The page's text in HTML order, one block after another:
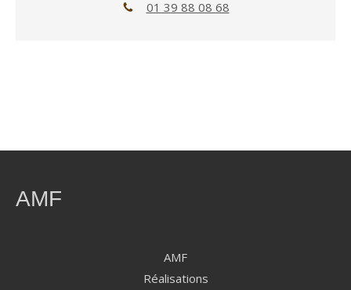
01 39 88 08 68
AMF
AMF
Réalisations